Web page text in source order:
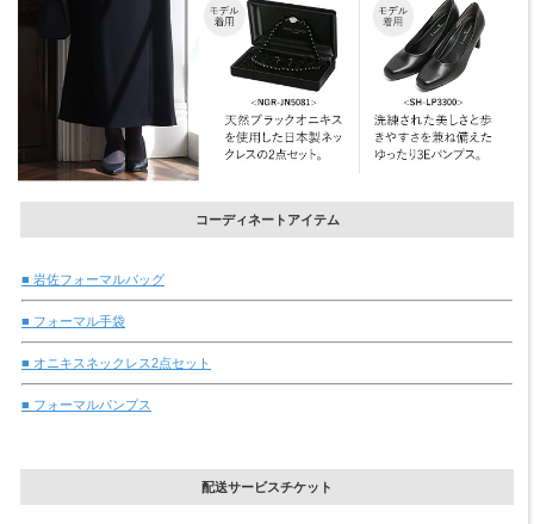
コーディネートアイテム
■ 岩佐フォーマルバッグ
■ フォーマル手袋
■ オニキスネックレス2点セット
■ フォーマルパンプス
配送サービスチケット